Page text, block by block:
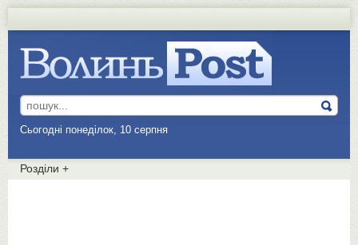
Сьогодні понеділок, 10 серпня
Розділи +